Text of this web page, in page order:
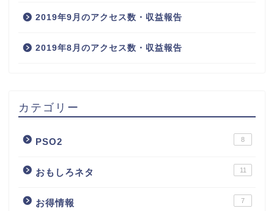
2019年9月のアクセス数・収益報告
2019年8月のアクセス数・収益報告
カテゴリー
PSO2 8
おもしろネタ 11
お得情報 7